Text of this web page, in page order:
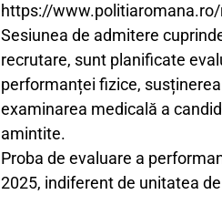
https://
Sesiunea de admitere
recrutare, sunt planificate
performanței fizice,
examinarea medicală a
amintite.
Proba de evaluare a
2025, indiferent de unitatea